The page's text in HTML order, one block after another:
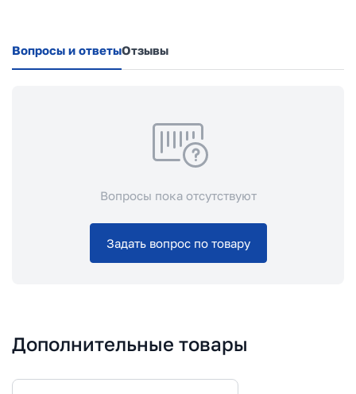
Вопросы и ответыОтзывы
Вопросы пока отсутствуют
Задать вопрос по товару
Дополнительные товары